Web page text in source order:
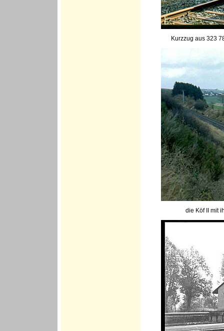
Kurzzug aus 323
die Köf II mit